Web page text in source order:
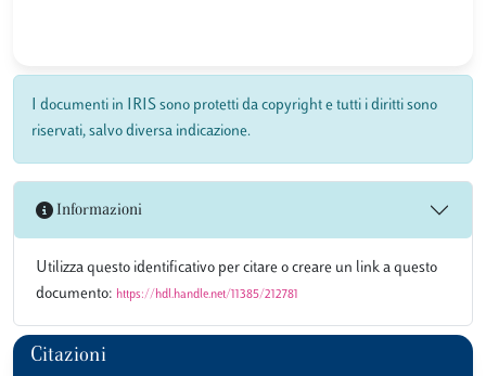
I documenti in IRIS sono protetti da copyright e tutti i diritti sono
riservati, salvo diversa indicazione.
Informazioni
Utilizza questo identificativo per citare o creare un link a questo
documento: https://hdl.handle.net/11385/212781
Citazioni